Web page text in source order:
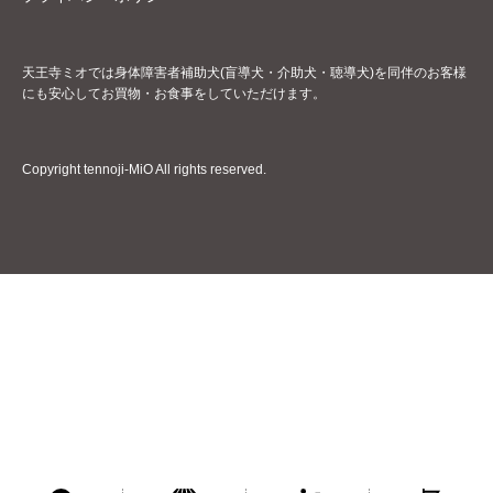
天王寺ミオでは身体障害者補助犬(盲導犬・介助犬・聴導犬)を同伴のお客様
にも安心してお買物・お食事をしていただけます。
Copyright tennoji-MiO All rights reserved.